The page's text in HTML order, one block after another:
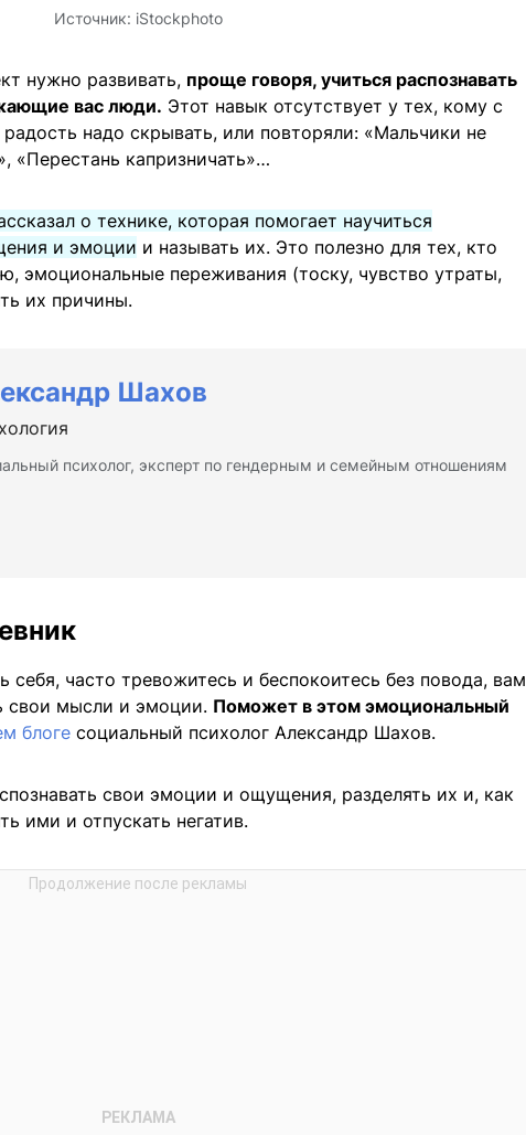
Источник: iStockphoto
нужно развивать, проще говоря, учиться распознавать
вас люди. Этот навык отсутствует у тех, кому с
надо скрывать, или повторяли: «Мальчики не
«Перестань капризничать»…
о технике, которая помогает научиться
и эмоции и называть их. Это полезно для тех, кто
эмоциональные переживания (тоску, чувство утраты,
их причины.
Шахов
психолог, эксперт по гендерным и семейным отношениям
себя, часто тревожитесь и беспокоитесь без повода, вам
свои мысли и эмоции. Поможет в этом эмоциональный
блоге социальный психолог Александр Шахов.
свои эмоции и ощущения, разделять их и, как
ими и отпускать негатив.